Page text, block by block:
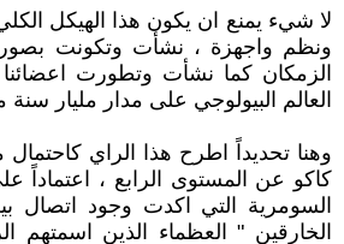
لا شيء يمنع ان يكون هذا الهيكل
ونظم واجهزة ، نشأت وتكونت
الزمكان كما نشأت وتطورت
العالم البيولوجي على مدار مليار
وهنا تحديداً اطرح هذا الراي
كاكو عن المستوى الرابع ، اعتماداً
السومرية التي اكدت وجود اتصال
الخارقين " العظماء الذين اسمتهم